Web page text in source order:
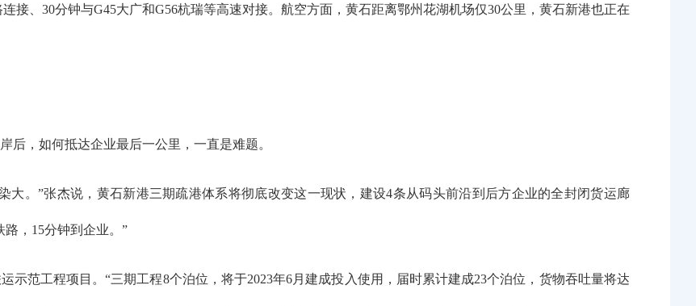
接、30分钟与G45大广和G56杭瑞等高速对接。航空方面，黄石距离鄂州花湖机场仅30公里，黄石新港也正在
后，如何抵达企业最后一公里，一直是难题。
大。”张杰说，黄石新港三期疏港体系将彻底改变这一现状，建设4条从码头前沿到后方企业的全封闭货运廊
，15分钟到企业。”
示范工程项目。“三期工程8个泊位，将于2023年6月建成投入使用，届时累计建成23个泊位，货物吞吐量将达